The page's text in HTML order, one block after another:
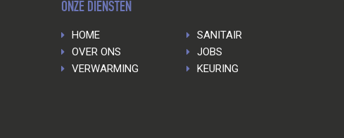
ONZE DIENSTEN
HOME
OVER ONS
VERWARMING
SANITAIR
JOBS
KEURING